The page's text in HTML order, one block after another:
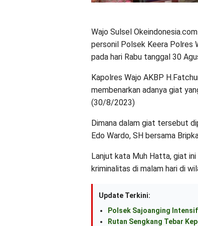
Wajo Sulsel
personil Polsek Keera Polres
pada hari Rabu tanggal 30
Kapolres Wajo AKBP
membenarkan adanya giat
(30/8/2023)
Dimana dalam giat tersebut
Edo Wardo, SH bersama
Lanjut kata Muh Hatta, giat
kriminalitas di malam hari di
Update Terkini:
Polsek Sajoanging
Rutan Sengkang Tebar